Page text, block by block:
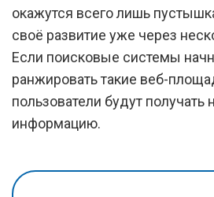
окажутся всего лишь
своё развитие уже через
Если поисковые системы
ранжировать такие веб-
пользователи будут получать
информацию.